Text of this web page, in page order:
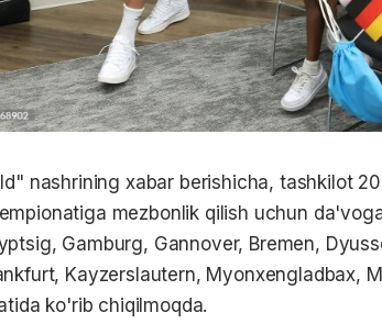
nashrining xabar berishicha, tashkilot
mezbonlik qilish uchun
Gamburg, Gannover, Bremen,
Kayzerslautern, Myonxengladbax,
ko'rib chiqilmoqda.